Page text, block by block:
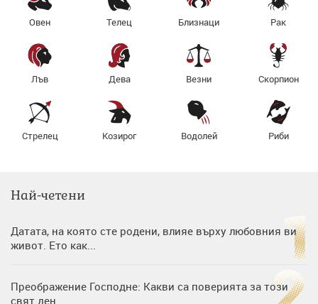
Овен Телец Близнаци Рак
Лъв Дева Везни Скорпион
Стрелец Козирог Водолей Риби
Най-четени
Датата, на която сте родени, влияе върху любовния ви
живот. Ето как...
Преображение Господне: Какви са поверията за този
свят ден